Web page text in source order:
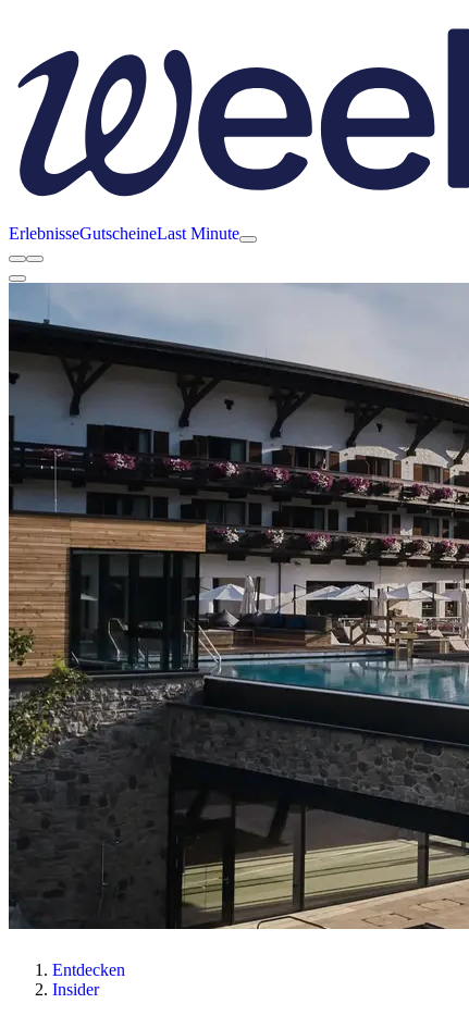
ErlebnisseGutscheineLast Minute
Entdecken
Insider